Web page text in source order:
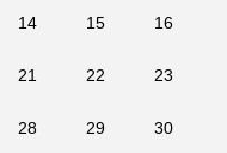
14 15 16
21 22 23
28 29 30